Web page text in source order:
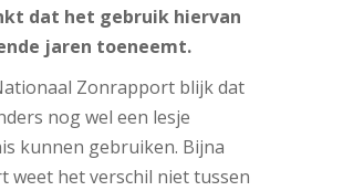
dat het gebruik hiervan
jaren toeneemt.
Zonrapport blijk dat
nog wel een lesje
kunnen gebruiken. Bijna
weet het verschil niet tussen